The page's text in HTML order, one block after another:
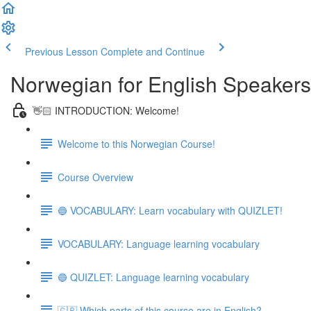
Previous Lesson Complete and Continue
Norwegian for English
👋🏻 INTRODUCTION: Welcome!
Welcome to this Norwegian Course!
Course Overview
🔵 VOCABULARY: Learn vocabulary with QUIZLET!
VOCABULARY: Language learning vocabulary
🔵 QUIZLET: Language learning vocabulary